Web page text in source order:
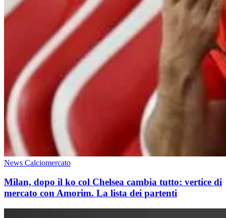
News Calciomercato
Milan, dopo il ko col Chelsea cambia tutto: vertice di
mercato con Amorim. La lista dei partenti